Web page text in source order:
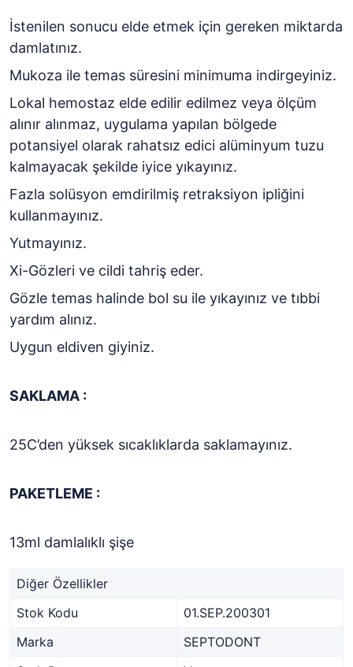
İstenilen sonucu elde etmek için gereken miktarda
damlatınız.
Mukoza ile temas süresini minimuma indirgeyiniz.
Lokal hemostaz elde edilir edilmez veya ölçüm
alınır alınmaz, uygulama yapılan bölgede
potansiyel olarak rahatsız edici alüminyum tuzu
kalmayacak şekilde iyice yıkayınız.
Fazla solüsyon emdirilmiş retraksiyon ipliğini
kullanmayınız.
Yutmayınız.
Xi-Gözleri ve cildi tahriş eder.
Gözle temas halinde bol su ile yıkayınız ve tıbbi
yardım alınız.
Uygun eldiven giyiniz.
SAKLAMA :
25C’den yüksek sıcaklıklarda saklamayınız.
PAKETLEME :
13ml damlalıklı şişe
Diğer Özellikler
Stok Kodu
01.SEP.200301
Marka
SEPTODONT